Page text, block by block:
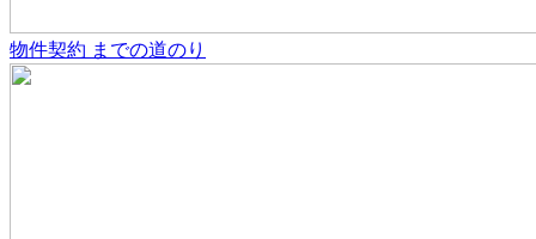
物件契約 までの道のり